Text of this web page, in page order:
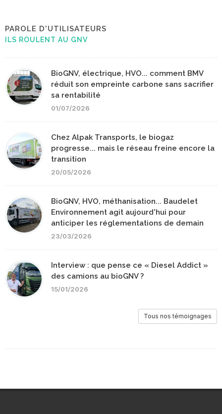
PAROLE D'UTILISATEURS
ILS ROULENT AU GNV
BioGNV, électrique, HVO... comment BMV
réduit son empreinte carbone sans sacrifier
sa rentabilité
01/07/2026
Chez Alpak Transports, le biogaz
progresse... mais le réseau freine encore la
transition
20/05/2026
BioGNV, HVO, méthanisation... Baudelet
Environnement agit aujourd'hui pour
anticiper les réglementations de demain
23/03/2026
Interview : que pense ce « Diesel Addict »
des camions au bioGNV ?
15/01/2026
Tous nos témoignages